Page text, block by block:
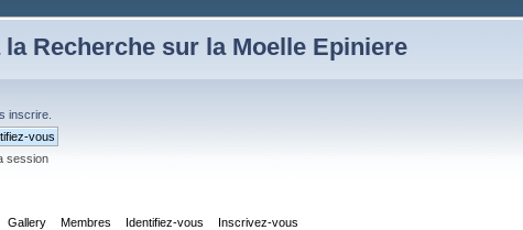
Recherche sur la Moelle Epiniere
inscrire
session
Gallery Membres Identifiez-vous Inscrivez-vous